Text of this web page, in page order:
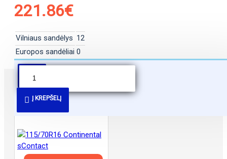
221.86€
Vilniaus sandėlys 12
Europos sandėliai 0
Į KREPŠELĮ
PANAŠŪS PASIŪLYMAI